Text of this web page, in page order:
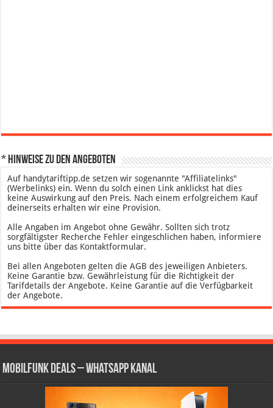
* Hinweise zu den Angeboten
Auf handytariftipp.de setzen wir sogenannte "Affiliatelinks"
(Werbelinks) ein. Wenn du solch einen Link anklickst hat dies
keine Auswirkung auf den Preis. Nach einem erfolgreichem Kauf
deinerseits erhalten wir eine Provision.
Alle Angaben im Angebot ohne Gewähr. Sollten sich trotz
sorgfältigster Recherche Fehler eingeschlichen haben, informiere
uns bitte über das Kontaktformular.
Bei allen Angeboten gelten die AGB des jeweiligen Anbieters.
Keine Garantie bzw. Gewährleistung für die Richtigkeit der
Tarifdetails der Angebote. Keine Garantie auf die Verfügbarkeit
der Angebote.
Mobilfunk Deals – WhatsApp Kanal